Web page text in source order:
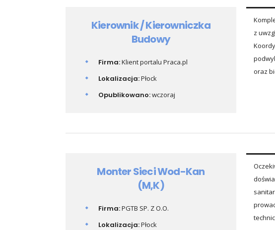
Kierownik / Kierowniczka
Budowy
Firma:Klient portalu Praca.pl
Lokalizacja:Płock
Opublikowano:wczoraj
z
oraz
Monter Sieci Wod-Kan
(M,K)
Firma:PGTB SP. Z O.O.
Lokalizacja:Płock